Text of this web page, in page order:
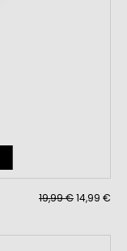
19,99 €14,99 €